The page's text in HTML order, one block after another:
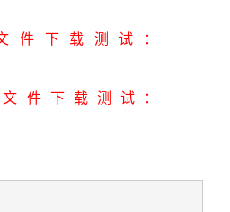
件下载测试：
件下载测试：